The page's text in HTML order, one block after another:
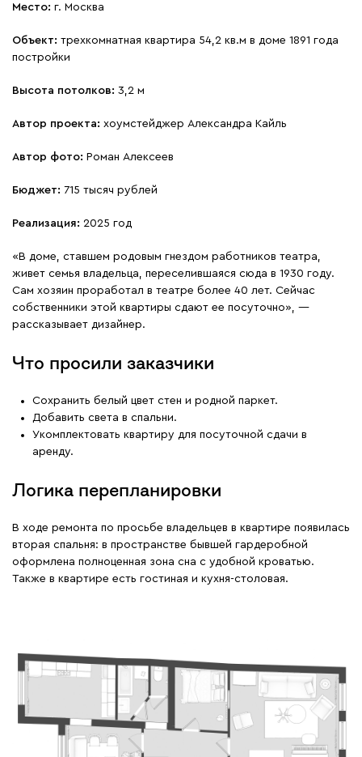
Место: г. Москва
Объект: трехкомнатная квартира 54,2 кв.м в доме 1891 года
постройки
Высота потолков: 3,2 м
Автор проекта: хоумстейджер Александра Кайль
Автор фото: Роман Алексеев
Бюджет: 715 тысяч рублей
Реализация: 2025 год
«В доме, ставшем родовым гнездом работников театра,
живет семья владельца, переселившаяся сюда в 1930 году.
Сам хозяин проработал в театре более 40 лет. Сейчас
собственники этой квартиры сдают ее посуточно», —
рассказывает дизайнер.
Что просили заказчики
Сохранить белый цвет стен и родной паркет.
Добавить света в спальни.
Укомплектовать квартиру для посуточной сдачи в
аренду.
Логика перепланировки
В ходе ремонта по просьбе владельцев в квартире появилась
вторая спальня: в пространстве бывшей гардеробной
оформлена полноценная зона сна с удобной кроватью.
Также в квартире есть гостиная и кухня-столовая.